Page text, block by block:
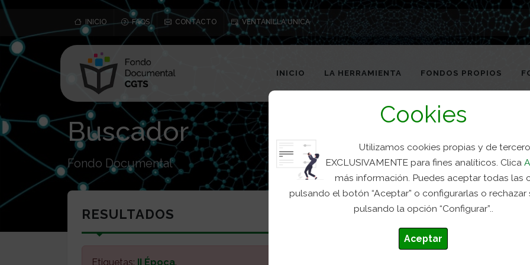
Cookies
Utilizamos cookies propias y de
EXCLUSIVAMENTE para fines analíticos. Clica
más información. Puedes aceptar todas las
pulsando el botón “Aceptar” o configurarlas o rechazar
pulsando la opción “Configurar”..
Aceptar
INICIO FAQS CONTACTO VENTANILLA UNICA
INICIO LA HERRAMIENTA FONDOS PROPIOS
Buscador
Fondo Documental
RESULTADOS
Etiquetas: II Época.